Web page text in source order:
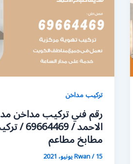
تركيب مداخن
رقم فني تركيب مداخن
الاحمد /
مطابخ مطاعم
Rwan/15 يونيو، 2021